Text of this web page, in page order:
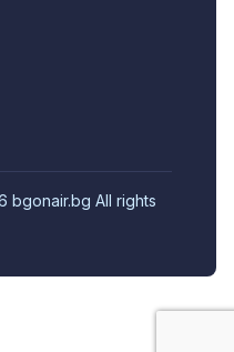
bgonair.bg All rights